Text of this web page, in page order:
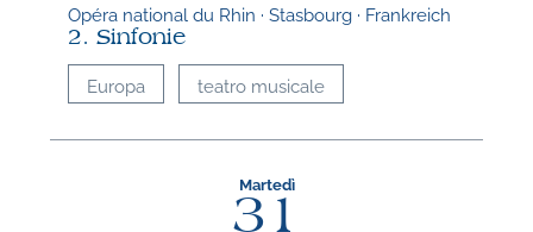
Opéra national du Rhin · Stasbourg · Frankreich
2. Sinfonie
Europa teatro musicale
Martedì
31